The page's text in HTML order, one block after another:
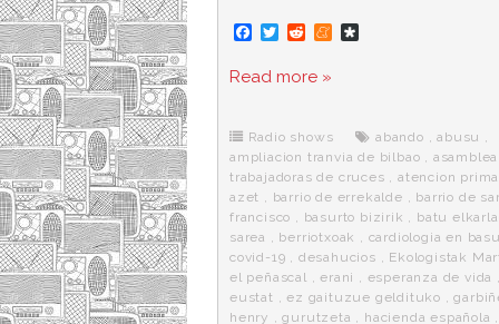
F
e
o
k
T
t
r
R
d
M
e
r
a
Read more »
Radio shows abando ,abusu ,
ampliacion tranvia de bilbao ,
trabajadoras de cruces ,atencion
azet , barrio de errekalde , barrio de
francisco , basurto bizirik , batu
sarea , berriotxoak , cardiologia en
covid-19 , desahucios , Ekologistak
el peñascal ,erani , esperanza de vida ,
eustat ,ez gaituzue geldituko ,
henry ,gurutzeta , hacienda española ,